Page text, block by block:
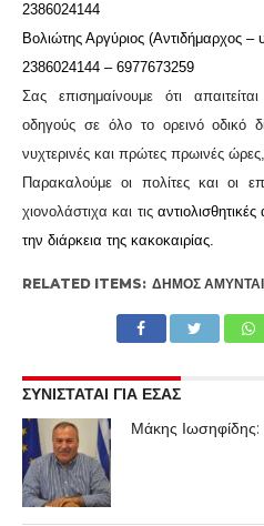
2386024144
Βολιώτης Αργύριος (Αντιδήμαρχος –
2386024144 – 6977673259
Σας επισημαίνουμε ότι
οδηγούς σε όλο το ορεινό οδικό
νυχτερινές και πρώτες πρωινές
Παρακαλούμε οι πολίτες και οι
χιονολάστιχα και τις
την διάρκεια της κακοκαιρίας.
RELATED ITEMS: ΔΉΜΟΣ
ΣΥΝΙΣΤΑΤΑΙ ΓΙΑ ΕΣΑΣ
Μάκης